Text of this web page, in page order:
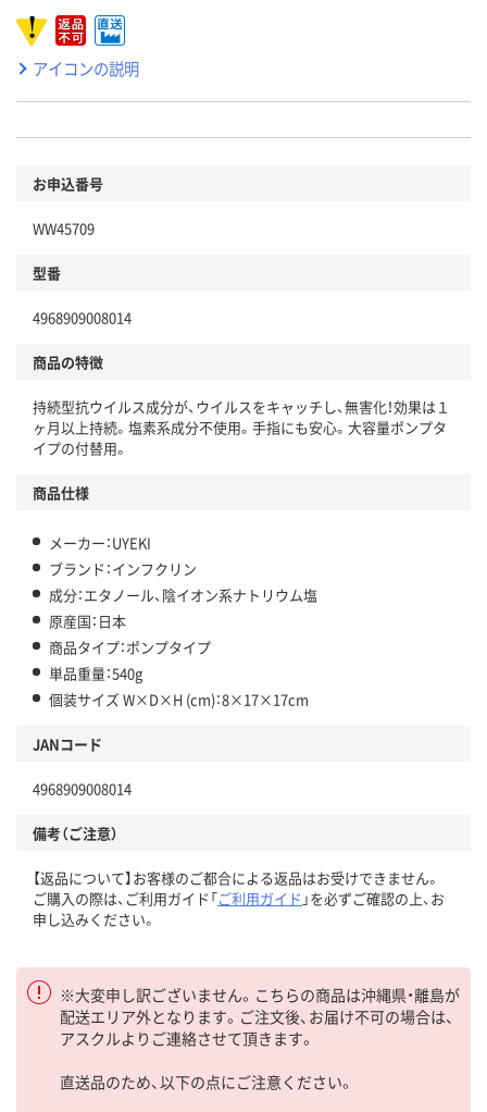
アイコンの説明
お申込番号
WW45709
型番
4968909008014
商品の特徴
持続型抗ウイルス成分が、ウイルスをキャッチし、無害化！効果は１
ヶ月以上持続。塩素系成分不使用。手指にも安心。大容量ポンプタ
イプの付替用。
商品仕様
メーカー：UYEKI
ブランド：インフクリン
成分：エタノール、陰イオン系ナトリウム塩
原産国：日本
商品タイプ：ポンプタイプ
単品重量：540g
個装サイズ W×D×H (cm)：8×17×17cm
JANコード
4968909008014
備考（ご注意）
【返品について】お客様のご都合による返品はお受けできません。
ご購入の際は、ご利用ガイド「ご利用ガイド 」を必ずご確認の上、お
申し込みください。
※大変申し訳ございません。こちらの商品は沖縄県・離島が
配送エリア外となります。ご注文後、お届け不可の場合は、
アスクルよりご連絡させて頂きます。
直送品のため、以下の点にご注意ください。